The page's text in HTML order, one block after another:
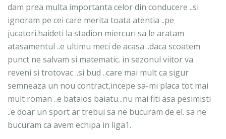
dam prea multa importanta celor din conducere ..si
ignoram pe cei care merita toata atentia ..pe
jucatori.haideti la stadion miercuri sa le aratam
atasamentul ..e ultimu meci de acasa ..daca scoatem
punct ne salvam si matematic. in sezonul viitor va
reveni si trotovac ..si bud ..care mai mult ca sigur
semneaza un nou contract,incepe sa-mi placa tot mai
mult roman ..e bataios baiatu...nu mai fiti asa pesimisti
..e doar un sport ar trebui sa ne bucuram de el. sa ne
bucuram ca avem echipa in liga1.